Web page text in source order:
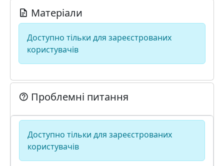
Матеріали
Доступно тільки для зареєстрованих
користувачів
Проблемні питання
Доступно тільки для зареєстрованих
користувачів